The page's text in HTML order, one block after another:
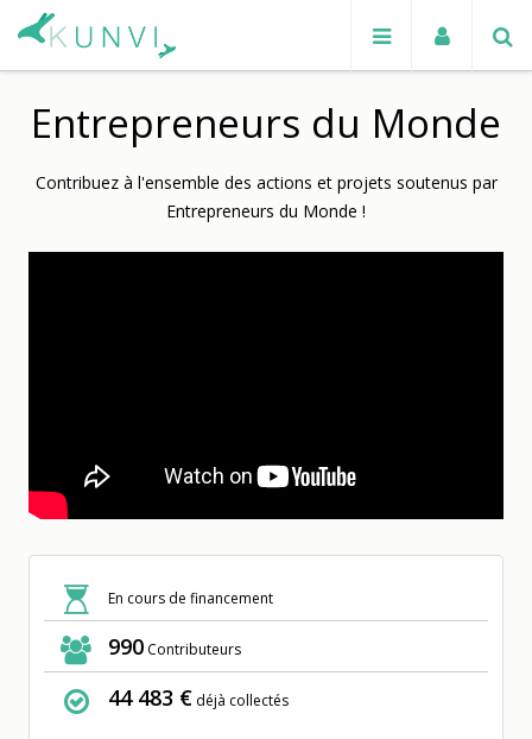
Entrepreneurs du Monde
Contribuez à l'ensemble des actions et projets soutenus par
Entrepreneurs du Monde !
En cours de financement
990 Contributeurs
44 483 € déjà collectés